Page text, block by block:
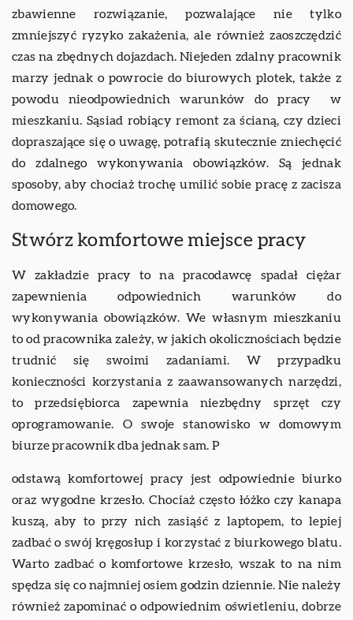
zbawienne rozwiązanie, pozwalające nie tylko
zmniejszyć ryzyko zakażenia, ale również zaoszczędzić
czas na zbędnych dojazdach. Niejeden zdalny pracownik
marzy jednak o powrocie do biurowych plotek, także z
powodu nieodpowiednich warunków do pracy w
mieszkaniu. Sąsiad robiący remont za ścianą, czy dzieci
dopraszające się o uwagę, potrafią skutecznie zniechęcić
do zdalnego wykonywania obowiązków. Są jednak
sposoby, aby chociaż trochę umilić sobie pracę z zacisza
domowego.
Stwórz komfortowe miejsce pracy
W zakładzie pracy to na pracodawcę spadał ciężar
zapewnienia odpowiednich warunków do
wykonywania obowiązków. We własnym mieszkaniu
to od pracownika zależy, w jakich okolicznościach będzie
trudnić się swoimi zadaniami. W przypadku
konieczności korzystania z zaawansowanych narzędzi,
to przedsiębiorca zapewnia niezbędny sprzęt czy
oprogramowanie. O swoje stanowisko w domowym
biurze pracownik dba jednak sam. P
odstawą komfortowej pracy jest odpowiednie biurko
oraz wygodne krzesło. Chociaż często łóżko czy kanapa
kuszą, aby to przy nich zasiąść z laptopem, to lepiej
zadbać o swój kręgosłup i korzystać z biurkowego blatu.
Warto zadbać o komfortowe krzesło, wszak to na nim
spędza się co najmniej osiem godzin dziennie. Nie należy
również zapominać o odpowiednim oświetleniu, dobrze